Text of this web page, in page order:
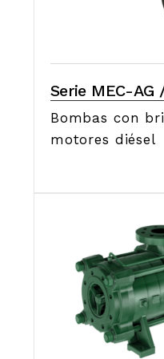
Serie MEC-AG
Bombas con
motores diésel